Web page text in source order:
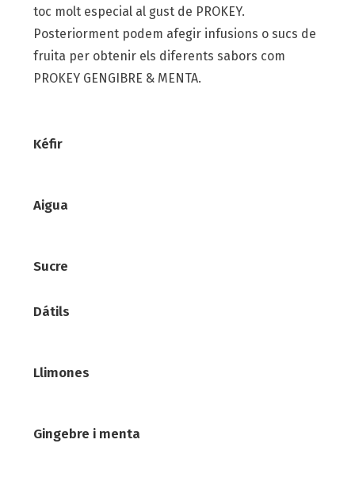
toc molt especial al gust de PROKEY.
Posteriorment podem afegir infusions o sucs de
fruita per obtenir els diferents sabors com
PROKEY GENGIBRE & MENTA.
Kéfir
Aigua
Sucre
Dátils
Llimones
Gingebre i menta